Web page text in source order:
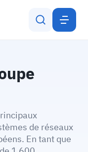
de réseaux
En tant que